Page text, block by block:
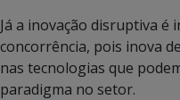
Já a inovação disruptiva é
concorrência, pois inova
nas tecnologias que
paradigma no setor.